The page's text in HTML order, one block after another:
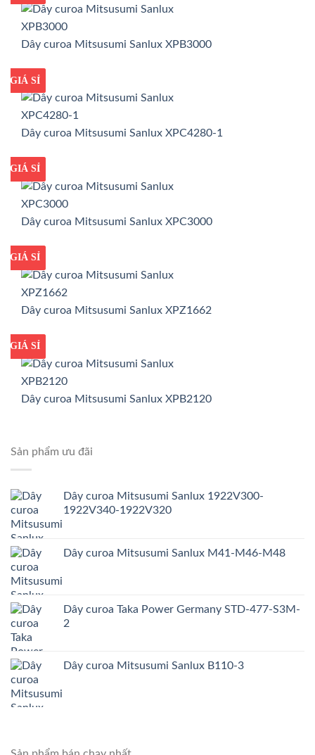
Dây curoa Mitsusumi Sanlux XPB3000
GIÁ TỐT
GIÁ SỈ
Dây curoa Mitsusumi Sanlux XPC4280-1
GIÁ TỐT
GIÁ SỈ
Dây curoa Mitsusumi Sanlux XPC3000
GIÁ TỐT
GIÁ SỈ
Dây curoa Mitsusumi Sanlux XPZ1662
GIÁ TỐT
GIÁ SỈ
Dây curoa Mitsusumi Sanlux XPB2120
Sản phẩm ưu đãi
Dây curoa Mitsusumi Sanlux 1922V300-
1922V340-1922V320
Dây curoa Mitsusumi Sanlux M41-M46-M48
Dây curoa Taka Power Germany STD-477-S3M-
2
Dây curoa Mitsusumi Sanlux B110-3